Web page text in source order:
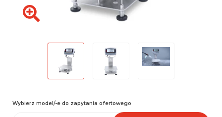
Wybierz model/-e do zapytania ofertowego